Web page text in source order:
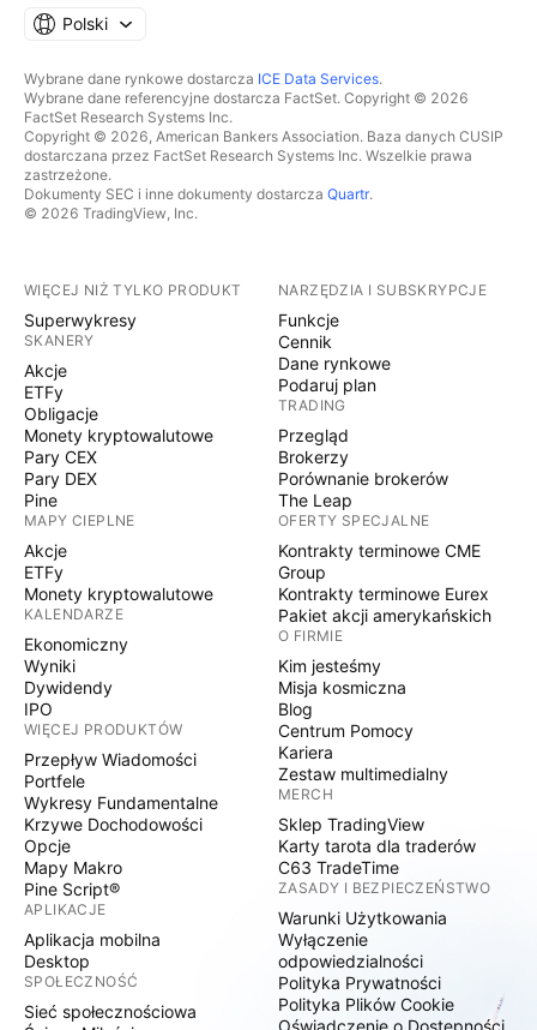
Polski
Wybrane dane rynkowe dostarcza ICE Data Services.
Wybrane dane referencyjne dostarcza FactSet. Copyright © 2026
FactSet Research Systems Inc.
Copyright © 2026, American Bankers Association. Baza danych CUSIP
dostarczana przez FactSet Research Systems Inc. Wszelkie prawa
zastrzeżone.
Dokumenty SEC i inne dokumenty dostarcza Quartr.
© 2026 TradingView, Inc.
WIĘCEJ NIŻ TYLKO PRODUKT
Superwykresy
SKANERY
Akcje
ETFy
Obligacje
Monety kryptowalutowe
Pary CEX
Pary DEX
Pine
MAPY CIEPLNE
Akcje
ETFy
Monety kryptowalutowe
KALENDARZE
Ekonomiczny
Wyniki
Dywidendy
IPO
WIĘCEJ PRODUKTÓW
Przepływ Wiadomości
Portfele
Wykresy Fundamentalne
Krzywe Dochodowości
Opcje
Mapy Makro
Pine Script®
APLIKACJE
Aplikacja mobilna
Desktop
SPOŁECZNOŚĆ
Sieć społecznościowa
NARZĘDZIA I SUBSKRYPCJE
Funkcje
Cennik
Dane rynkowe
Podaruj plan
TRADING
Przegląd
Brokerzy
Porównanie brokerów
The Leap
OFERTY SPECJALNE
Kontrakty terminowe CME
Group
Kontrakty terminowe Eurex
Pakiet akcji amerykańskich
O FIRMIE
Kim jesteśmy
Misja kosmiczna
Blog
Centrum Pomocy
Kariera
Zestaw multimedialny
MERCH
Sklep TradingView
Karty tarota dla traderów
C63 TradeTime
ZASADY I BEZPIECZEŃSTWO
Warunki Użytkowania
Wyłączenie
odpowiedzialności
Polityka Prywatności
Polityka Plików Cookie
Oświadczenie o Dostępności